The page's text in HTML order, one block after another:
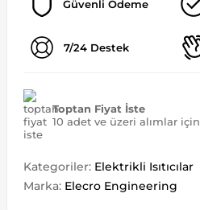
Güvenli Ödeme
7/24 Destek
Toptan Fiyat İste
10 adet ve üzeri alımlar için
Kategoriler: Elektrikli Isıtıcılar
Marka: Elecro Engineering